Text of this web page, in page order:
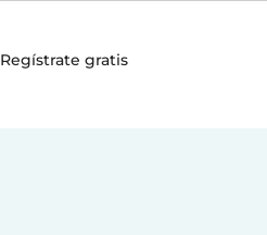
Regístrate gratis